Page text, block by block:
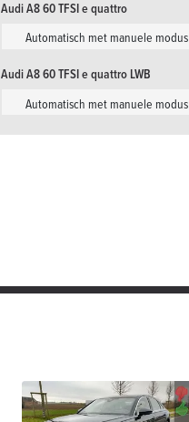
Audi A8 60 TFSI e quattro
Automatisch met manuele modus
Audi A8 60 TFSI e quattro LWB
Automatisch met manuele modus